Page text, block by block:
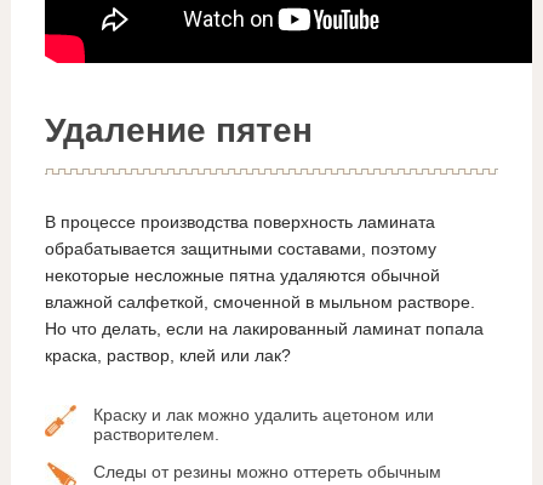
Удаление пятен
В процессе производства поверхность ламината
обрабатывается защитными составами, поэтому
некоторые несложные пятна удаляются обычной
влажной салфеткой, смоченной в мыльном растворе.
Но что делать, если на лакированный ламинат попала
краска, раствор, клей или лак?
Краску и лак можно удалить ацетоном или
растворителем.
Следы от резины можно оттереть обычным